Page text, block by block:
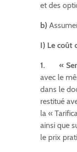
et des
b)
I) Le coût
1. «
avec le
dans le
restitué
la «
ainsi que
le prix